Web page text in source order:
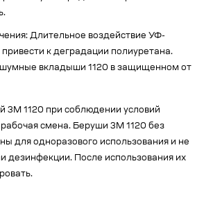
Длительное воздействие УФ-
к деградации полиуретана.
вкладыши 1120 в защищенном от
3M 1120 при соблюдении условий
смена. Беруши 3M 1120 без
для одноразового использования и не
дезинфекции. После использования их